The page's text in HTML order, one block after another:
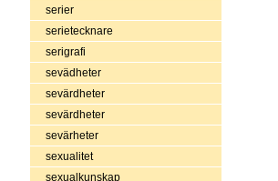
serier
serietecknare
serigrafi
sevädheter
sevärdheter
sevärdheter
sevärheter
sexualitet
sexualkunskap